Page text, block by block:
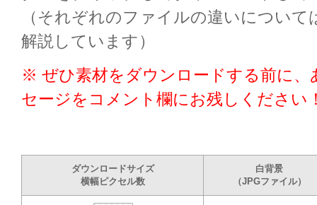
（それぞれのファイルの違いについ
解説しています）
※ ぜひ素材をダウンロードする前に、
セージをコメント欄にお残しください
ダウンロードサイズ
横幅ピクセル数
白背景
（JPGファイル）